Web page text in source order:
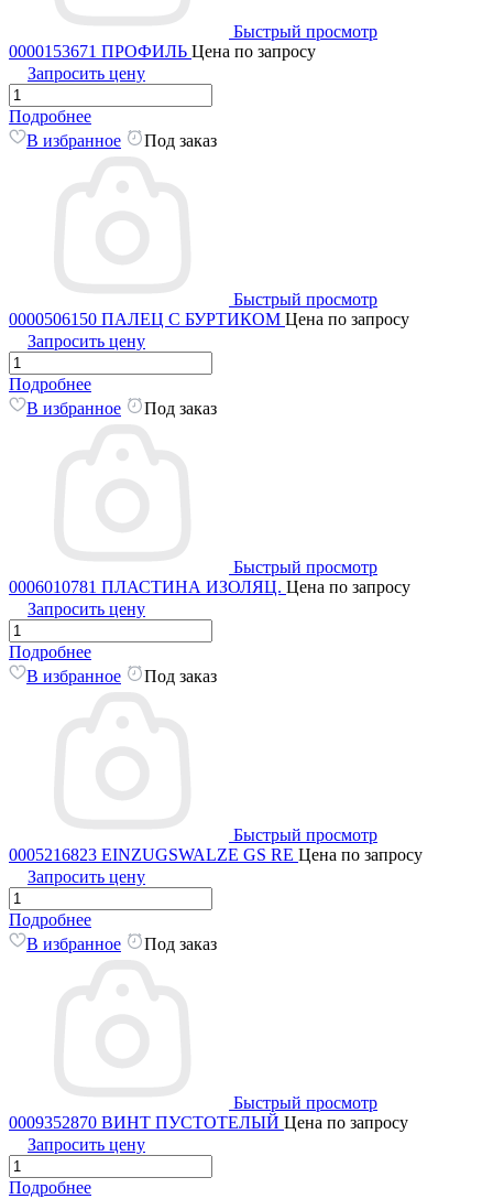
Быстрый просмотр
0000153671 ПРОФИЛЬ Цена по запросу
Запросить цену
Подробнее
В избранное
Под заказ
Быстрый просмотр
0000506150 ПАЛЕЦ С БУРТИКОМ Цена по запросу
Запросить цену
Подробнее
В избранное
Под заказ
Быстрый просмотр
0006010781 ПЛАСТИНА ИЗОЛЯЦ. Цена по запросу
Запросить цену
Подробнее
В избранное
Под заказ
Быстрый просмотр
0005216823 EINZUGSWALZE GS RE Цена по запросу
Запросить цену
Подробнее
В избранное
Под заказ
Быстрый просмотр
0009352870 ВИНТ ПУСТОТЕЛЫЙ Цена по запросу
Запросить цену
Подробнее